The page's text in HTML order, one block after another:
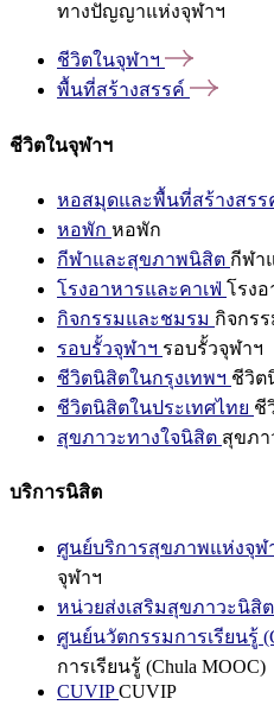
ทางปัญญาแห่งจุฬาฯ
ชีวิตในจุฬาฯ
พื้นที่สร้างสรรค์
ชีวิตในจุฬาฯ
หอสมุดและพื้นที่สร้างสรร
หอพัก หอพัก
กีฬาและสุขภาพนิสิต กีฬา
โรงอาหารและคาเฟ่ โรงอ
กิจกรรมและชมรม กิจกร
รอบรั้วจุฬาฯ รอบรั้วจุฬาฯ
ชีวิตนิสิตในกรุงเทพฯ ชีวิต
ชีวิตนิสิตในประเทศไทย ชี
สุขภาวะทางใจนิสิต สุขภา
บริการนิสิต
ศูนย์บริการสุขภาพแห่งจุฬ
จุฬาฯ
หน่วยส่งเสริมสุขภาวะนิสิต
ศูนย์นวัตกรรมการเรียนรู้
การเรียนรู้ (Chula MOOC)
CUVIPCUVIP